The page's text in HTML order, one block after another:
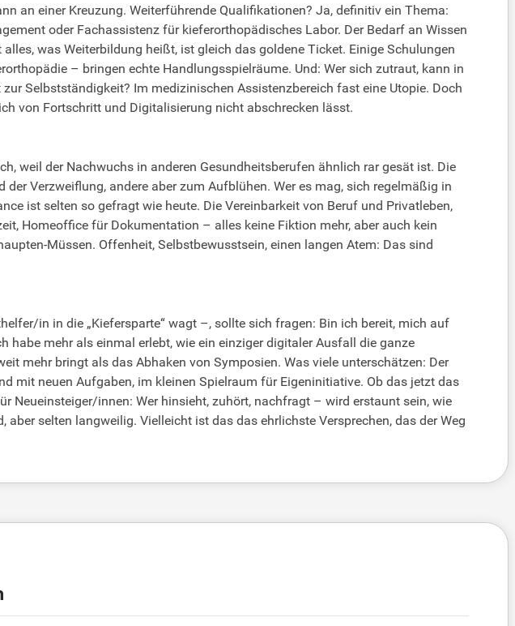
an einer Kreuzung. Weiterführende Qualifikationen? Ja, definitiv ein Thema:
oder Fachassistenz für kieferorthopädisches Labor. Der Bedarf an Wissen
was Weiterbildung heißt, ist gleich das goldene Ticket. Einige Schulungen
– bringen echte Handlungsspielräume. Und: Wer sich zutraut, kann in
Selbstständigkeit? Im medizinischen Assistenzbereich fast eine Utopie. Doch
von Fortschritt und Digitalisierung nicht abschrecken lässt.
weil der Nachwuchs in anderen Gesundheitsberufen ähnlich rar gesät ist. Die
Verzweiflung, andere aber zum Aufblühen. Wer es mag, sich regelmäßig in
ist selten so gefragt wie heute. Die Vereinbarkeit von Beruf und Privatleben,
Homeoffice für Dokumentation – alles keine Fiktion mehr, aber auch kein
Müssen. Offenheit, Selbstbewusstsein, einen langen Atem: Das sind
in in die „Kiefersparte“ wagt –, sollte sich fragen: Bin ich bereit, mich auf
habe mehr als einmal erlebt, wie ein einziger digitaler Ausfall die ganze
mehr bringt als das Abhaken von Symposien. Was viele unterschätzen: Der
mit neuen Aufgaben, im kleinen Spielraum für Eigeninitiative. Ob das jetzt das
Neueinsteiger/innen: Wer hinsieht, zuhört, nachfragt – wird erstaunt sein, wie
selten langweilig. Vielleicht ist das das ehrlichste Versprechen, das der Weg